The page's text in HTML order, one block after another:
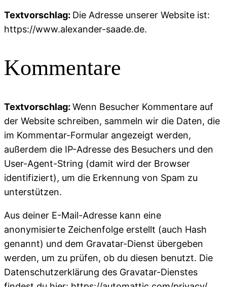
Textvorschlag: Die Adresse unserer Website ist:
https://www.alexander-saade.de.
Kommentare
Textvorschlag: Wenn Besucher Kommentare auf
der Website schreiben, sammeln wir die Daten, die
im Kommentar-Formular angezeigt werden,
außerdem die IP-Adresse des Besuchers und den
User-Agent-String (damit wird der Browser
identifiziert), um die Erkennung von Spam zu
unterstützen.
Aus deiner E-Mail-Adresse kann eine
anonymisierte Zeichenfolge erstellt (auch Hash
genannt) und dem Gravatar-Dienst übergeben
werden, um zu prüfen, ob du diesen benutzt. Die
Datenschutzerklärung des Gravatar-Dienstes